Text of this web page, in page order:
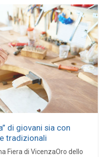
di giovani sia con
tradizionali
Fiera di VicenzaOro dello